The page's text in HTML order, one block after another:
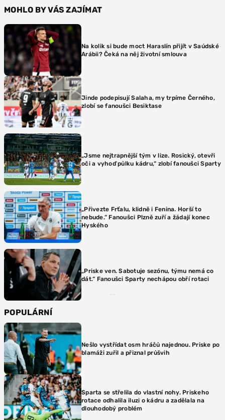
MOHLO BY VÁS ZAJÍMAT
Na kolik si bude moct Haraslín přijít v Saúdské
Arábii? Čeká na něj životní smlouva
Jinde podepisují Salaha, my trpíme Černého,
zlobí se fanoušci Besiktase
„Jsme nejtrapnější tým v lize. Rosický, otevři
oči a vyhoď půlku kádru,“ zlobí fanoušci Sparty
„Přivezte Frťalu, klidně i Fenina. Horší to
nebude.“ Fanoušci Plzně zuří a žádají konec
Hyského
„Priske ven. Sabotuje sezónu, týmu nemá co
dát.“ Fanoušci Sparty nechápou obří rotaci
POPULÁRNÍ
Nešlo vystřídat osm hráčů najednou. Priske po
blamáži zuřil a přiznal průšvih
Sparta se střelila do vlastní nohy. Priskeho
rotace odhalila iluzi o kádru a zadělala na
dlouhodobý problém